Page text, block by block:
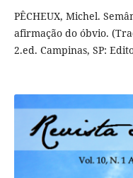
PÊCHEUX, Michel.
afirmação do óbvio.
2.ed. Campinas, SP: